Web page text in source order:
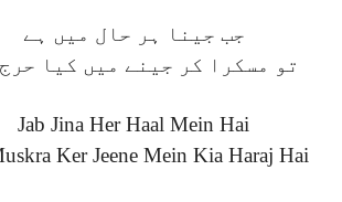
‏جب جینا ہر حال میں ہے
تو مسکرا کر جینے میں کیا
Jab Jina Her Haal Mein Hai
Ker Jeene Mein Kia Haraj Hai